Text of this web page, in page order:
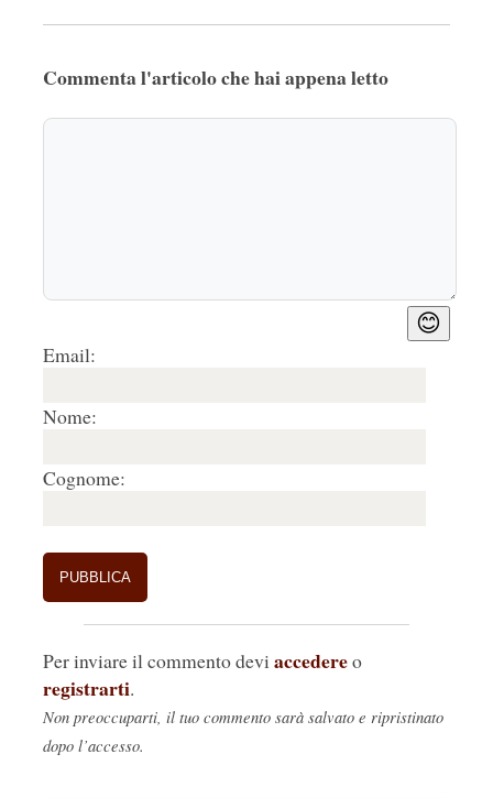
Commenta l'articolo che hai appena letto
😊
Email:
Nome:
Cognome:
Per inviare il commento devi accedereo
registrarti.
Non preoccuparti, il tuo commento sarà salvato e ripristinato
dopo l’accesso.